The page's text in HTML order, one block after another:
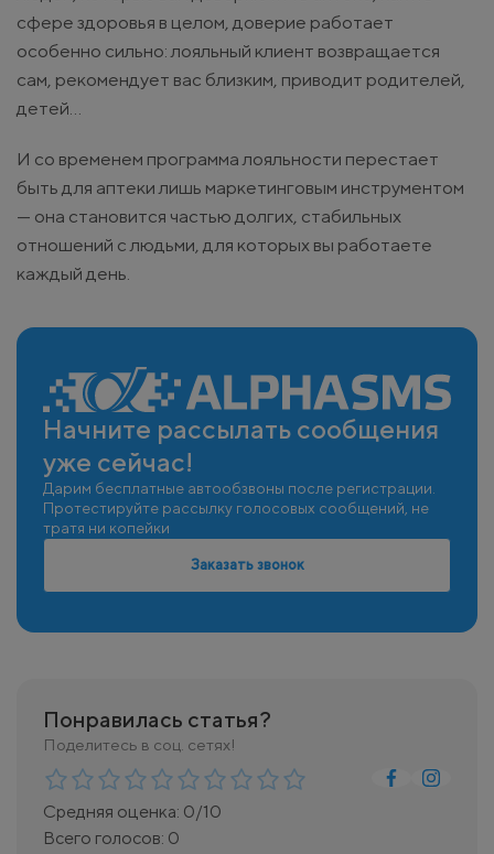
сфере здоровья в целом, доверие работает
особенно сильно: лояльный клиент возвращается
сам, рекомендует вас близким, приводит родителей,
детей…
И со временем программа лояльности перестает
быть для аптеки лишь маркетинговым инструментом
— она становится частью долгих, стабильных
отношений с людьми, для которых вы работаете
каждый день.
Начните рассылать сообщения
уже сейчас!
Дарим бесплатные автообзвоны после регистрации.
Протестируйте рассылку голосовых сообщений, не
тратя ни копейки
Заказать звонок
Понравилась статья?
Поделитесь в соц. сетях!
Средняя оценка: 0/10
Всего голосов: 0